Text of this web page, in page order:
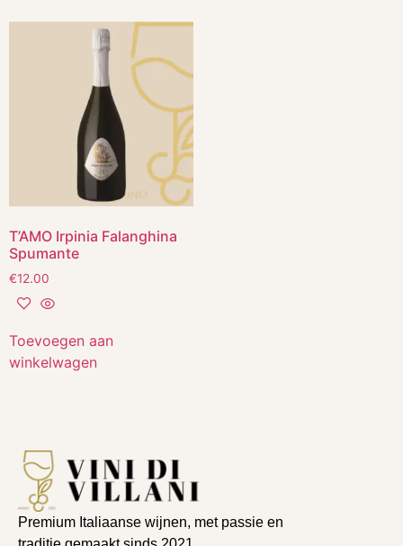
T’AMO Irpinia Falanghina
Spumante
€12.00
Toevoegen aan
winkelwagen
Premium Italiaanse wijnen, met passie en